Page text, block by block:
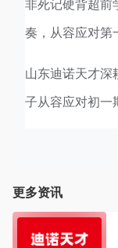
非死记硬背超前
奏，从容应对第
山东迪诺天才深
子从容应对初一
更多资讯